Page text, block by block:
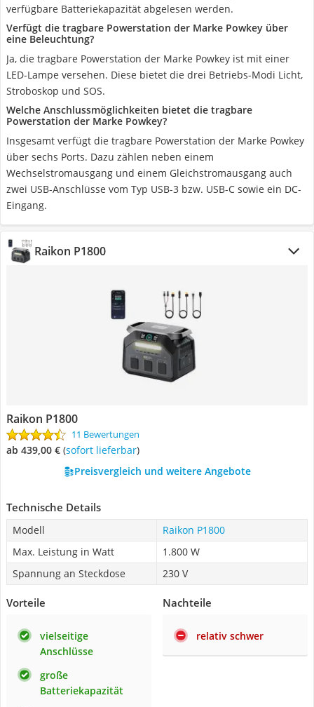
verfügbare Batteriekapazität abgelesen werden.
Verfügt die tragbare Powerstation der Marke Powkey über
eine Beleuchtung?
Ja, die tragbare Powerstation der Marke Powkey ist mit einer
LED-Lampe versehen. Diese bietet die drei Betriebs-Modi Licht,
Stroboskop und SOS.
Welche Anschlussmöglichkeiten bietet die tragbare
Powerstation der Marke Powkey?
Insgesamt verfügt die tragbare Powerstation der Marke Powkey
über sechs Ports. Dazu zählen neben einem
Wechselstromausgang und einem Gleichstromausgang auch
zwei USB-Anschlüsse vom Typ USB-3 bzw. USB-C sowie ein DC-
Eingang.
Raikon P1800
Raikon P1800
11 Bewertungen
ab 439,00 € ( Sofort lieferbar)
Preisvergleich und weitere Angebote
Technische Details
Modell
Raikon P1800
Max. Leistung in Watt
1.800 W
Spannung an Steckdose
230 V
Vorteile
vielseitige
Anschlüsse
große
Batteriekapazität
Nachteile
relativ schwer